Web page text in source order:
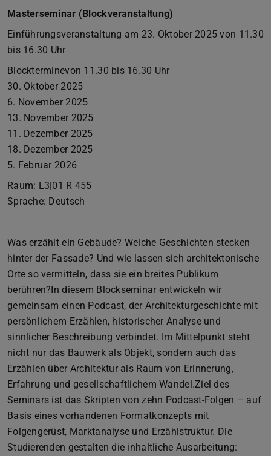
Masterseminar (Blockveranstaltung)
Einführungsveranstaltung am 23. Oktober 2025 von 11.30
bis 16.30 Uhr
Blockterminevon 11.30 bis 16.30 Uhr
30. Oktober 2025
6. November 2025
13. November 2025
11. Dezember 2025
18. Dezember 2025
5. Februar 2026
Raum: L3|01 R 455
Sprache: Deutsch
Was erzählt ein Gebäude? Welche Geschichten stecken
hinter der Fassade? Und wie lassen sich architektonische
Orte so vermitteln, dass sie ein breites Publikum
berühren?In diesem Blockseminar entwickeln wir
gemeinsam einen Podcast, der Architekturgeschichte mit
persönlichem Erzählen, historischer Analyse und
sinnlicher Beschreibung verbindet. Im Mittelpunkt steht
nicht nur das Bauwerk als Objekt, sondern auch das
Erzählen über Architektur als Raum von Erinnerung,
Erfahrung und gesellschaftlichem Wandel.Ziel des
Seminars ist das Skripten von zehn Podcast-Folgen – auf
Basis eines vorhandenen Formatkonzepts mit
Folgengerüst, Marktanalyse und Erzählstruktur. Die
Studierenden gestalten die inhaltliche Ausarbeitung: